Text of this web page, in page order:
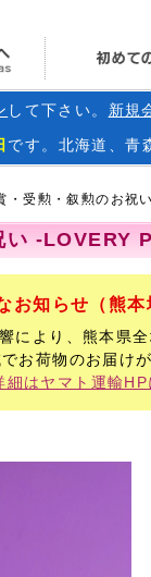
海外からのお
して下さい。 新規
です。北海道、青
・受勲・叙勲のお祝
い -LOVERY
お知らせ（熊本
により、熊本県
お荷物のお届け
細はヤマト運輸